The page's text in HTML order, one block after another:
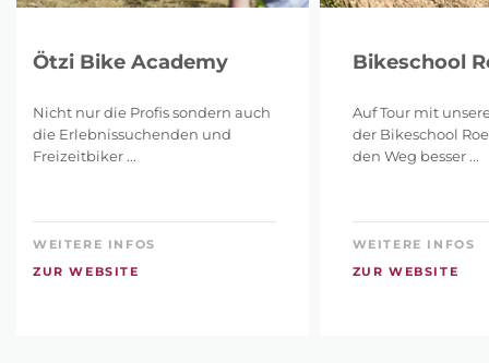
Ötzi Bike Academy
Nicht nur die Profis sondern auch
die Erlebnissuchenden und
Freizeitbiker ...
WEITERE INFOS
ZUR WEBSITE
Bikeschool
Auf Tour mit
der Bikeschool
den Weg besser ...
WEITERE INFOS
ZUR WEBSITE